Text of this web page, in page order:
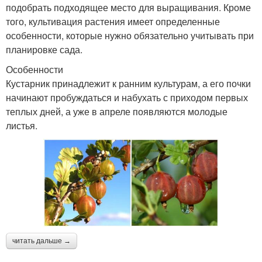
подобрать подходящее место для выращивания. Кроме
того, культивация растения имеет определенные
особенности, которые нужно обязательно учитывать при
планировке сада.
Особенности
Кустарник принадлежит к ранним культурам, а его почки
начинают пробуждаться и набухать с приходом первых
теплых дней, а уже в апреле появляются молодые
листья.
читать дальше →